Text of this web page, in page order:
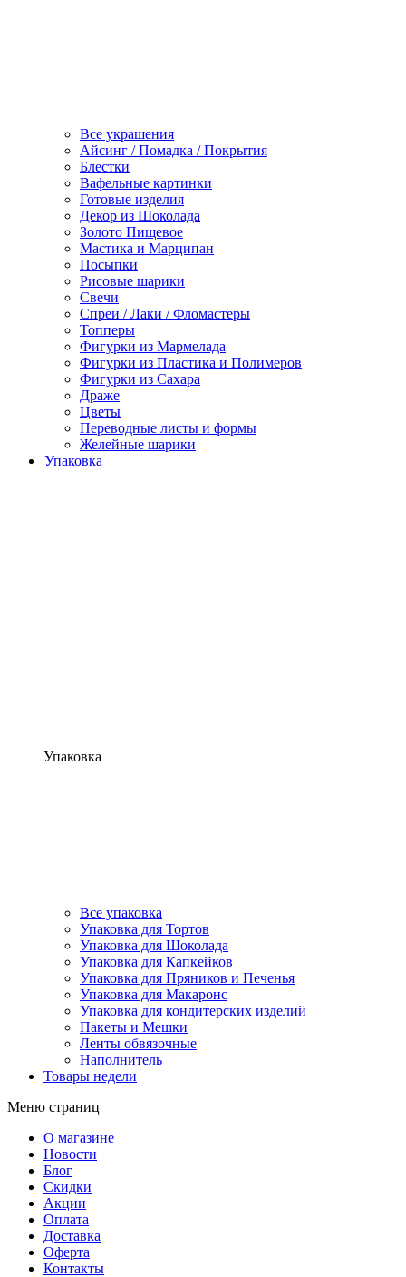
Все украшения
Айсинг / Помадка / Покрытия
Блестки
Вафельные картинки
Готовые изделия
Декор из Шоколада
Золото Пищевое
Мастика и Марципан
Посыпки
Рисовые шарики
Свечи
Спреи / Лаки / Фломастеры
Топперы
Фигурки из Мармелада
Фигурки из Пластика и Полимеров
Фигурки из Сахара
Драже
Цветы
Переводные листы и формы
Желейные шарики
Упаковка
Упаковка
Все упаковка
Упаковка для Тортов
Упаковка для Шоколада
Упаковка для Капкейков
Упаковка для Пряников и Печенья
Упаковка для Макаронс
Упаковка для кондитерских изделий
Пакеты и Мешки
Ленты обвязочные
Наполнитель
Товары недели
Меню страниц
О магазине
Новости
Блог
Скидки
Акции
Оплата
Доставка
Оферта
Контакты